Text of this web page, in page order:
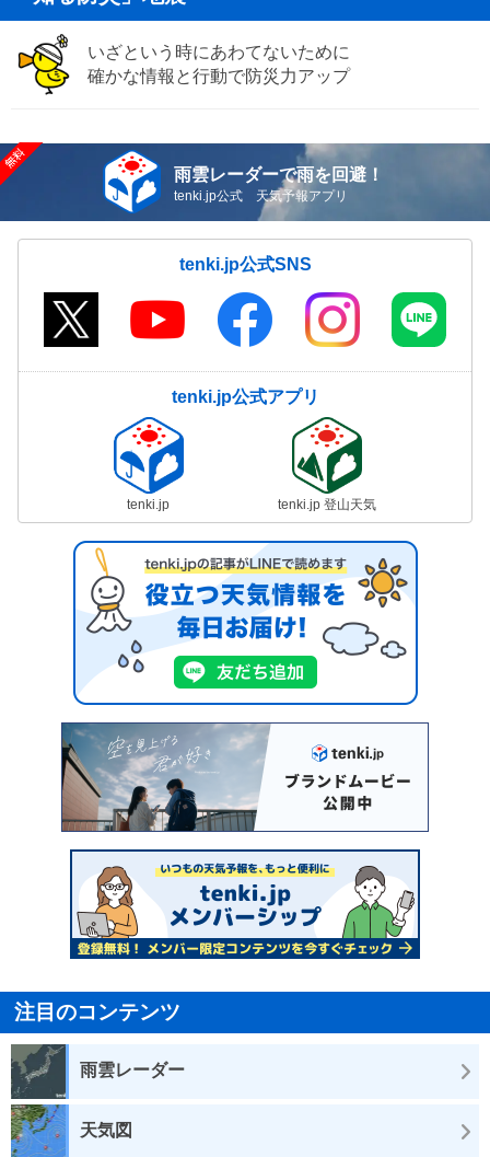
いざという時にあわてないために
確かな情報と行動で防災力アップ
雨雲レーダーで雨を回避！
tenki.jp公式 天気予報アプリ
tenki.jp公式SNS
tenki.jp公式アプリ
tenki.jp tenki.jp 登山天気
注目のコンテンツ
雨雲レーダー
天気図